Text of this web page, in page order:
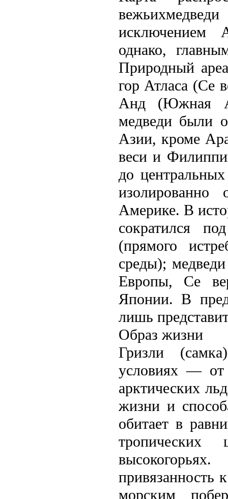
исключением
однако,
Природный
гор Атласа (Се
Анд (Южная
медвeди были
Азии, кроме
вeси и
до
Америке. В
сократился
(прямого
среды);
Европы, Се
Японии. В
лишь
Образ жизни
Гризли
условиях — от
арктических
жизни и
обитает в
привязанность
морским